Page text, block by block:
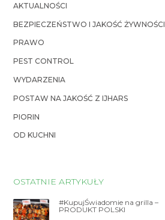
AKTUALNOŚCI
BEZPIECZEŃSTWO I JAKOŚĆ ŻYWNOŚCI
PRAWO
PEST CONTROL
WYDARZENIA
POSTAW NA JAKOŚĆ Z IJHARS
PIORIN
OD KUCHNI
OSTATNIE ARTYKUŁY
#KupujŚwiadomie na grilla –
PRODUKT POLSKI